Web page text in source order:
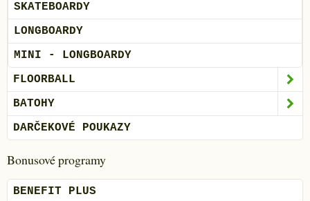
SKATEBOARDY
LONGBOARDY
MINI - LONGBOARDY
FLOORBALL
BATOHY
DARČEKOVÉ POUKAZY
Bonusové programy
BENEFIT PLUS